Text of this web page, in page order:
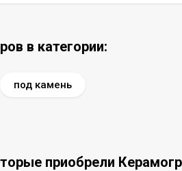
в категории:
под камень
приобрели